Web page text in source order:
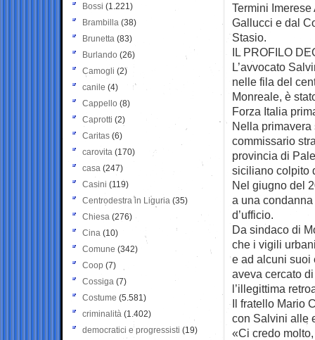
Termini
Gallucci e dal
Stasio.
IL PROFILO
L’avvocato
nelle fila del
Monreale, è
Forza Italia
Nella primavera
commissario
provincia di
siciliano colpito
Nel giugno del
a una
d’ufficio.
Da sindaco di
che i vigili
e ad alcuni suoi
aveva cercato
l’illegittima
Il fratello Mario
con Salvini alle
«Ci credo
Bossi (1.221)
Brambilla (38)
Brunetta (83)
Burlando (26)
Camogli (2)
canile (4)
Cappello (8)
Caprotti (2)
Caritas (6)
carovita (170)
casa (247)
Casini (119)
Centrodestra in Liguria (35)
Chiesa (276)
Cina (10)
Comune (342)
Coop (7)
Cossiga (7)
Costume (5.581)
criminalità (1.402)
democratici e progressisti (19)